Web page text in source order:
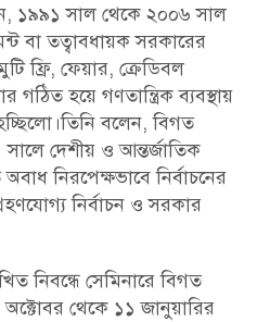
১৯৯১ সাল থেকে ২০০৬ সাল
বা তত্বাবধায়ক সরকারের
ফ্রি, ফেয়ার, ক্রেডিবল
হয়ে গণতান্ত্রিক ব্যবস্থায়
বলেন, বিগত
দেশীয় ও আন্তর্জাতিক
নিরপেক্ষভাবে নির্বাচনের
নির্বাচন ও সরকার
নিবন্ধে সেমিনারে বিগত
থেকে ১১ জানুয়ারির